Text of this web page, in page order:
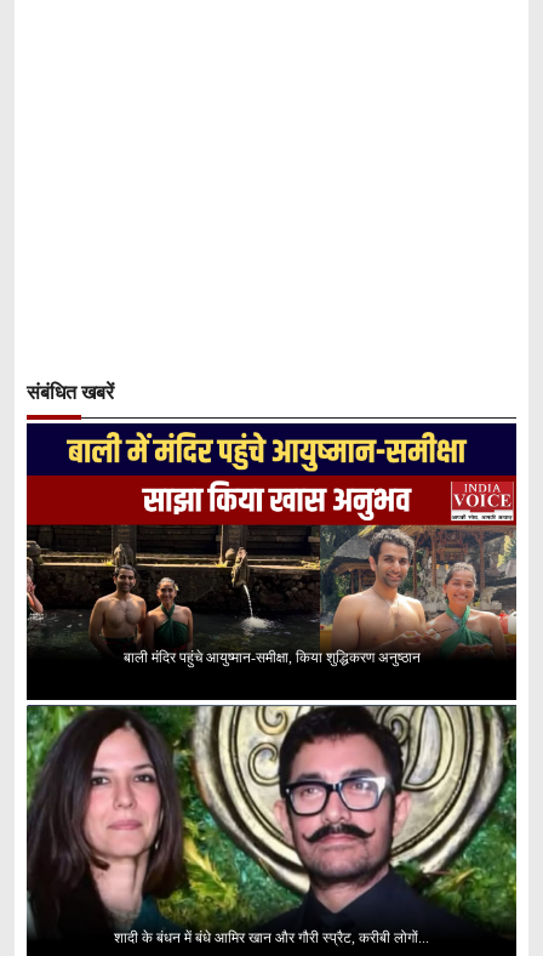
संबंधित खबरें
बाली मंदिर पहुंचे आयुष्मान-समीक्षा, किया शुद्धिकरण अनुष्ठान
शादी के बंधन में बंधे आमिर खान और गौरी स्प्रैट, करीबी लोगों...